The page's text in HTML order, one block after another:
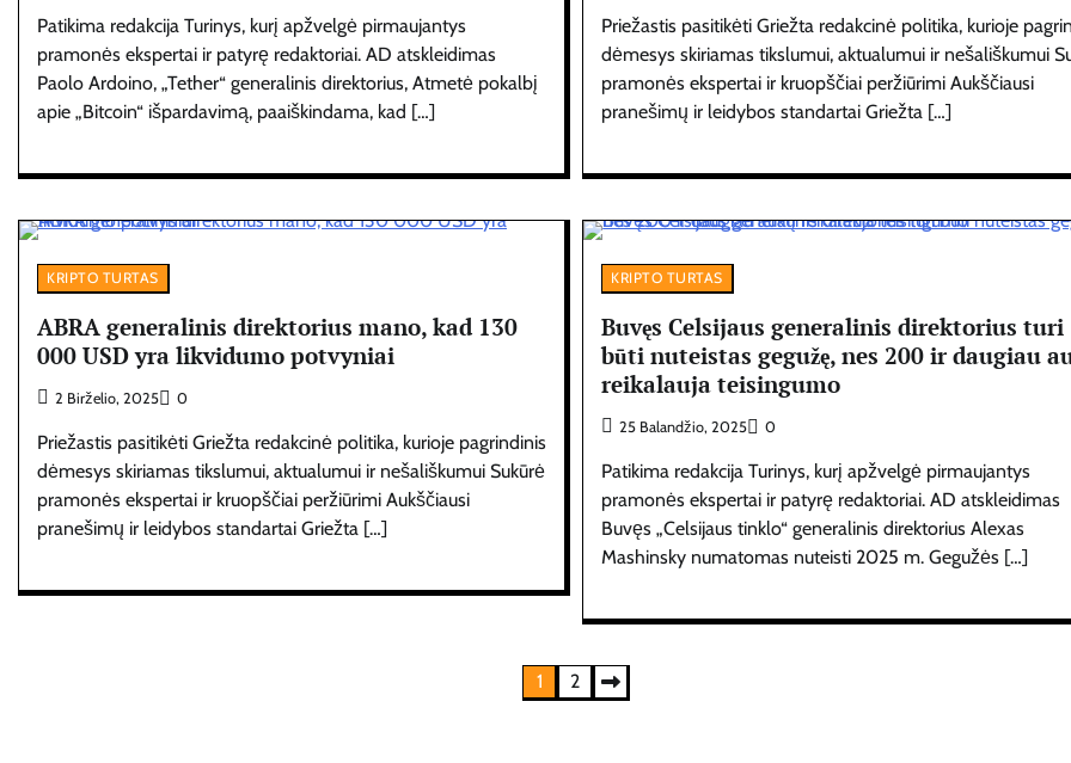
Patikima redakcija Turinys, kurį apžvelgė pirmaujantys
pramonės ekspertai ir patyrę redaktoriai. AD atskleidimas
Paolo Ardoino, „Tether“ generalinis direktorius, Atmetė pokalbį
apie „Bitcoin“ išpardavimą, paaiškindama, kad […]
Priežastis pasitikėti Griežta redakcinė politika, kurioje
dėmesys skiriamas tikslumui, aktualumui ir nešališkumui
pramonės ekspertai ir kruopščiai peržiūrimi Aukščiausi
pranešimų ir leidybos standartai Griežta […]
KRIPTO TURTAS
ABRA generalinis direktorius mano, kad 130
000 USD yra likvidumo potvyniai
2 Birželio, 2025 0
Priežastis pasitikėti Griežta redakcinė politika, kurioje pagrindinis
dėmesys skiriamas tikslumui, aktualumui ir nešališkumui Sukūrė
pramonės ekspertai ir kruopščiai peržiūrimi Aukščiausi
pranešimų ir leidybos standartai Griežta […]
KRIPTO TURTAS
Buvęs Celsijaus generalinis direktorius turi
būti nuteistas gegužę, nes 200 ir daugiau
reikalauja teisingumo
25 Balandžio, 2025 0
Patikima redakcija Turinys, kurį apžvelgė pirmaujantys
pramonės ekspertai ir patyrę redaktoriai. AD atskleidimas
Buvęs „Celsijaus tinklo“ generalinis direktorius Alexas
Mashinsky numatomas nuteisti 2025 m. Gegužės […]
1 2